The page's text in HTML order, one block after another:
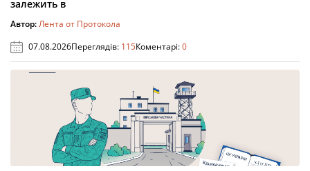
залежить в
Автор:Лента от Протокола
07.08.2026Переглядів: 115Коментарі:0